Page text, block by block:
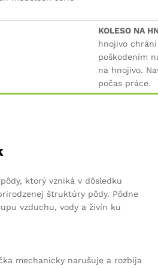
KOLESO NA
hnojivo
poškodením
na hnojivo.
počas práce.
ktorý vzniká v dôsledku
štruktúry pôdy. Pôdne
vzduchu, vody a živín ku
mechanicky narušuje a rozbíja